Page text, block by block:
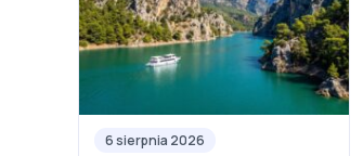
6 sierpnia 2026